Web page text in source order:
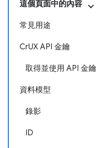
這個頁面中的內容
常見用途
CrUX API 金鑰
取得並使用 API 金鑰
資料模型
錄影
ID